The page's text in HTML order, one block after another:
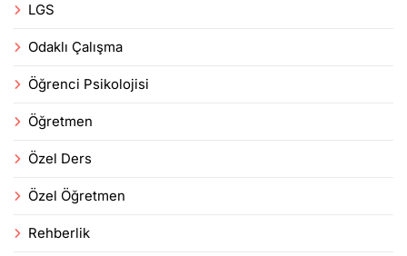
LGS
Odaklı Çalışma
Öğrenci Psikolojisi
Öğretmen
Özel Ders
Özel Öğretmen
Rehberlik